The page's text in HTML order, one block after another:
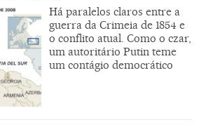
Há paralelos claros entre a
guerra da Crimeia de 1854 e
o conflito atual. Como o czar,
um autoritário Putin teme
um contágio democrático